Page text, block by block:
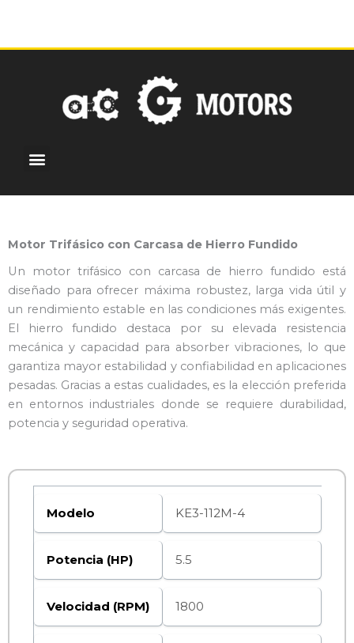
contenido
Menu
Motor Trifásico con Carcasa de Hierro Fundido
Un motor trifásico con carcasa de hierro fundido está
diseñado para ofrecer máxima robustez, larga vida útil y
un rendimiento estable en las condiciones más exigentes.
El hierro fundido destaca por su elevada resistencia
mecánica y capacidad para absorber vibraciones, lo que
garantiza mayor estabilidad y confiabilidad en aplicaciones
pesadas. Gracias a estas cualidades, es la elección preferida
en entornos industriales donde se requiere durabilidad,
potencia y seguridad operativa.
Modelo KE3-112M-4
Potencia (HP) 5.5
Velocidad (RPM) 1800